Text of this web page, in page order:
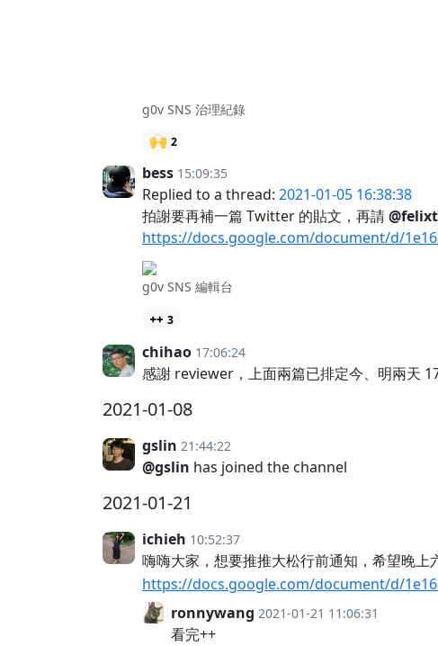
g0v SNS 治理紀錄
🙌 2
bess 15:09:35
Replied to a thread: 2021-01-05 16:38:38
拍謝要再補一篇 Twitter 的貼文，再請
https://docs.google.com/document/d/
g0v SNS 編輯台
3
chihao 17:06:24
感謝 reviewer，上面兩篇已排定今、明兩天
2021-01-08
gslin 21:44:22
@gslin has joined the channel
2021-01-21
ichieh 10:52:37
嗨嗨大家，想要推推大松行前通知，希望晚上
https://docs.google.com/document/d/
ronnywang 2021-01-21 11:06:31
看完++